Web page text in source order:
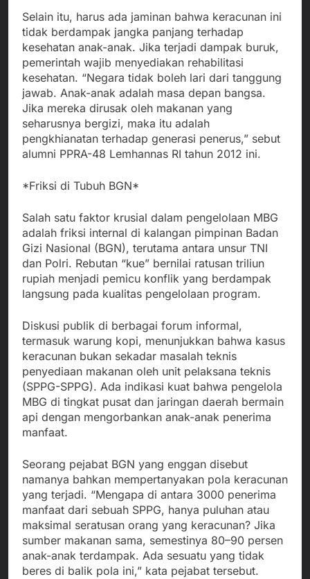
Selain itu, harus ada jaminan bahwa keracunan ini
tidak berdampak jangka panjang terhadap
kesehatan anak-anak. Jika terjadi dampak buruk,
pemerintah wajib menyediakan rehabilitasi
kesehatan. “Negara tidak boleh lari dari tanggung
jawab. Anak-anak adalah masa depan bangsa.
Jika mereka dirusak oleh makanan yang
seharusnya bergizi, maka itu adalah
pengkhianatan terhadap generasi penerus,” sebut
alumni PPRA-48 Lemhannas RI tahun 2012 ini.
*Friksi di Tubuh BGN*
Salah satu faktor krusial dalam pengelolaan MBG
adalah friksi internal di kalangan pimpinan Badan
Gizi Nasional (BGN), terutama antara unsur TNI
dan Polri. Rebutan “kue” bernilai ratusan triliun
rupiah menjadi pemicu konflik yang berdampak
langsung pada kualitas pengelolaan program.
Diskusi publik di berbagai forum informal,
termasuk warung kopi, menunjukkan bahwa kasus
keracunan bukan sekadar masalah teknis
penyediaan makanan oleh unit pelaksana teknis
(SPPG-SPPG). Ada indikasi kuat bahwa pengelola
MBG di tingkat pusat dan jaringan daerah bermain
api dengan mengorbankan anak-anak penerima
manfaat.
Seorang pejabat BGN yang enggan disebut
namanya bahkan mempertanyakan pola keracunan
yang terjadi. “Mengapa di antara 3000 penerima
manfaat dari sebuah SPPG, hanya puluhan atau
maksimal seratusan orang yang keracunan? Jika
sumber makanan sama, semestinya 80–90 persen
anak-anak terdampak. Ada sesuatu yang tidak
beres di balik pola ini,” kata pejabat tersebut.